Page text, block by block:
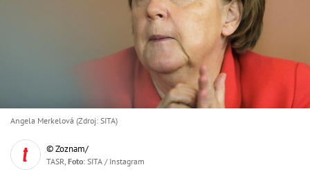
Angela Merkelová (Zdroj: SITA)
© Zoznam/
TASR, Foto: SITA / Instagram